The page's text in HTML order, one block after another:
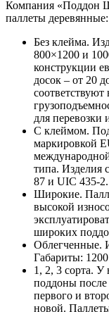
Компания «Поддон
паллеты деревянные:
Без клейма.
800×1200 и
конструкции
досок – от 20
для перевозки
С клеймом.
маркировкой
типа. Изделия
87 и UIC 435-2.
Широкие.
высокой
широких
Облегченные.
Габариты:
1, 2, 3 сорта. У
поддоны после
первого и
новой.